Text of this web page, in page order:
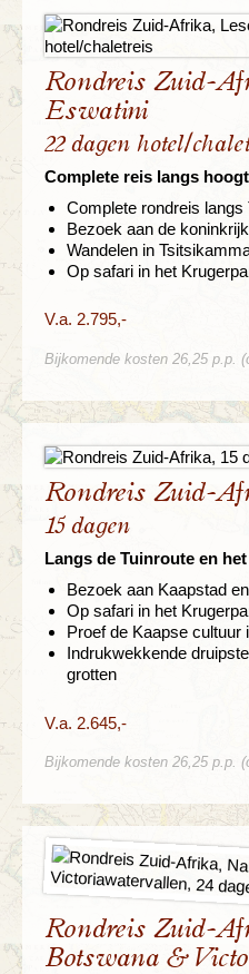
Rondreis Zuid-
Eswatini
22 dagen hotel/
Complete reis langs
Complete rondreis
Bezoek aan de
Wandelen in
Op safari in het
V.a. 2.795,-
Bijkomende kosten 26,25 p.p.
Rondreis Zuid-
15 dagen
Langs de Tuinroute en
Bezoek aan Kaapstad
Op safari in het
Proef de Kaapse cultuur
Indrukwekkende
grotten
V.a. 2.645,-
Bijkomende kosten 26,25 p.p.
Rondreis Zuid-
Botswana &